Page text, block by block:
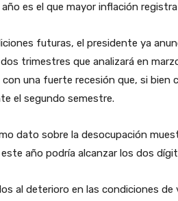
es el que mayor inflación registra
futuras, el presidente ya
trimestres que analizará en
una fuerte recesión que, si bien
el segundo semestre.
dato sobre la desocupación
año podría alcanzar los dos
al deterioro en las condiciones de